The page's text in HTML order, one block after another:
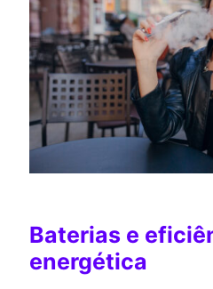
Baterias e
energética